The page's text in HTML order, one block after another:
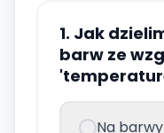
1. Jak
barw ze
Na